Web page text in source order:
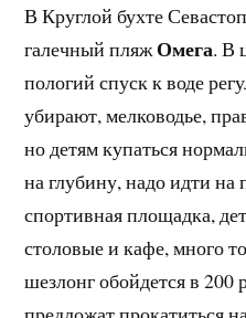
В Круглой бухте
галечный пляжОмега. В
пологий спуск к воде
убирают, мелководье,
но детям купаться
на глубину, надо идти
спортивная площадка,
столовые и кафе, много
шезлонг обойдется в 200